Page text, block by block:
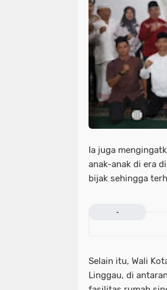
Ia juga
anak-anak di era
bijak sehingga
-
Selain itu, Wali
Linggau, di